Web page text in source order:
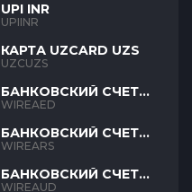
UPI INR
UPIINR
КАРТА UZCARD UZS
UZCUZS
БАНКОВСКИЙ СЧЕТ
AED
WIREAED
БАНКОВСКИЙ СЧЕТ
ARS
WIREARS
БАНКОВСКИЙ СЧЕТ
AUD
WIREAUD